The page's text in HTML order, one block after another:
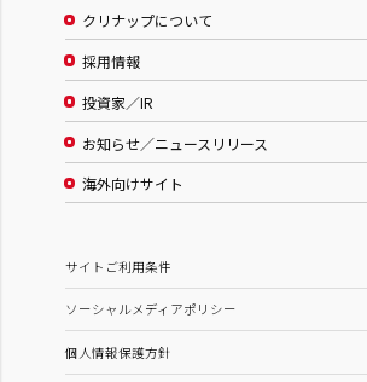
クリナップについて
採用情報
投資家／IR
お知らせ／ニュースリリース
海外向けサイト
サイトご利用条件
ソーシャルメディアポリシー
個人情報保護方針